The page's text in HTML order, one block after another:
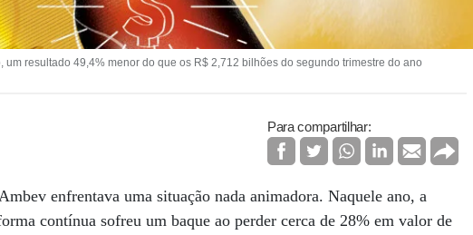
resultado 49,4% menor do que os R$ 2,712 bilhões do segundo trimestre do ano
Para compartilhar:
enfrentava uma situação nada animadora. Naquele ano, a
contínua sofreu um baque ao perder cerca de 28% em valor de